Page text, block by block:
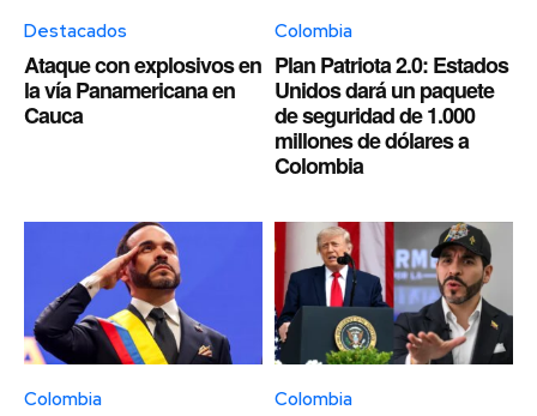
Destacados
Ataque con explosivos en
la vía Panamericana en
Cauca
Colombia
Plan Patriota 2.0: Estados
Unidos dará un paquete
de seguridad de 1.000
millones de dólares a
Colombia
Colombia Colombia